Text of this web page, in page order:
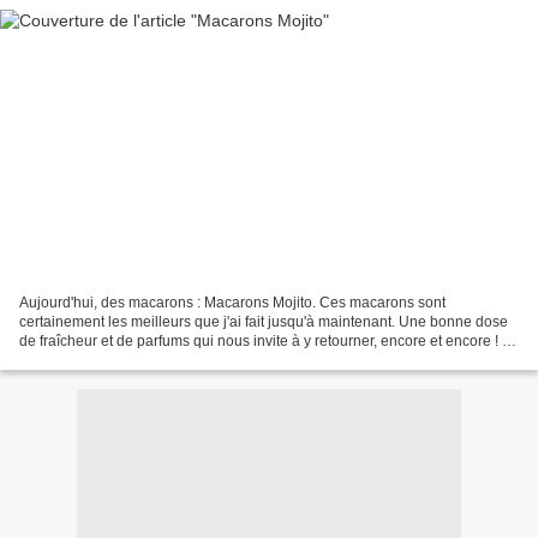
Aujourd'hui, des macarons : Macarons Mojito. Ces macarons sont
certainement les meilleurs que j'ai fait jusqu'à maintenant. Une bonne dose
de fraîcheur et de parfums qui nous invite à y retourner, encore et encore ! La